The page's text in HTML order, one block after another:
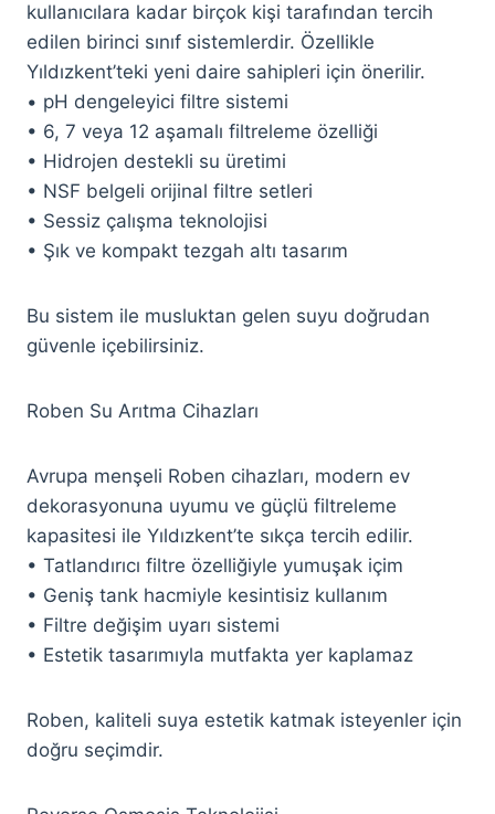
kullanıcılara kadar birçok kişi tarafından tercih
edilen birinci sınıf sistemlerdir. Özellikle
Yıldızkent’teki yeni daire sahipleri için önerilir.
• pH dengeleyici filtre sistemi
• 6, 7 veya 12 aşamalı filtreleme özelliği
• Hidrojen destekli su üretimi
• NSF belgeli orijinal filtre setleri
• Sessiz çalışma teknolojisi
• Şık ve kompakt tezgah altı tasarım
Bu sistem ile musluktan gelen suyu doğrudan
güvenle içebilirsiniz.
Roben Su Arıtma Cihazları
Avrupa menşeli Roben cihazları, modern ev
dekorasyonuna uyumu ve güçlü filtreleme
kapasitesi ile Yıldızkent’te sıkça tercih edilir.
• Tatlandırıcı filtre özelliğiyle yumuşak içim
• Geniş tank hacmiyle kesintisiz kullanım
• Filtre değişim uyarı sistemi
• Estetik tasarımıyla mutfakta yer kaplamaz
Roben, kaliteli suya estetik katmak isteyenler için
doğru seçimdir.